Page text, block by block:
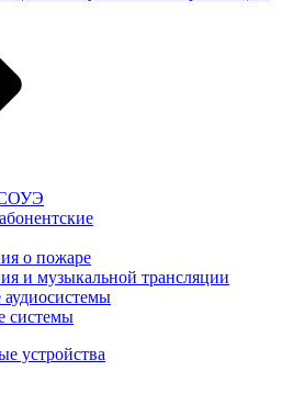
о пожаре
и музыкальной трансляции
системы
устройства